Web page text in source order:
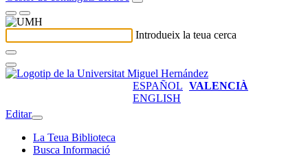
Introdueix la teua cerca
ESPAÑOL VALENCIÀ
ENGLISH
Editar
La Teua Biblioteca
Busca Informació